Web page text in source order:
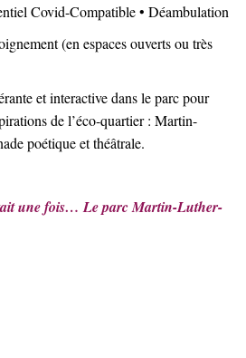
Covid-Compatible • Déambulation
(en espaces ouverts ou très
et interactive dans le parc pour
de l’éco-quartier : Martin-
poétique et théâtrale.
une fois… Le parc Martin-Luther-